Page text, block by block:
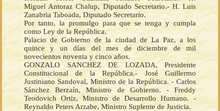
Miguel Antoraz Chalup, Diputado Secretario.- H. Luis
Zanabria Taboada, Diputado Secretario.
Por tanto, la promulgo para que se tenga y cumpla
como Ley de la República.
Palacio de Gobierno de la ciudad de La Paz, a los
quince y un días del mes de diciembre de mil
novecientos noventa y cinco años.
GONZALO SANCHEZ DE LOZADA, Presidente
Constitucional de la República.- José Guillermo
Justiniano Sandoval, Ministro de la República. - Carlos
Sánchez Berzaín, Ministro de Gobierno. - Freddy
Teodovich Ortiz, Ministro de Desarrollo Humano. -
Reynaldo Peters Arzabe, Ministro Suplente de Justicia.